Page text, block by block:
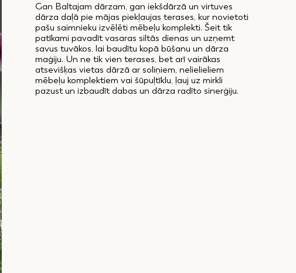
Gan Baltajam dārzam, gan iekšdārzā un virtuves
dārza daļā pie mājas piekļaujas terases, kur novietoti
pašu saimnieku izvēlēti mēbeļu komplekti. Šeit tik
patīkami pavadīt vasaras siltās dienas un uzņemt
savus tuvākos, lai baudītu kopā būšanu un dārza
maģiju. Un ne tik vien terases, bet arī vairākas
atsevišķas vietas dārzā ar soliņiem, nelielieliem
mēbeļu komplektiem vai šūpuļtīklu, ļauj uz mirkli
pazust un izbaudīt dabas un dārza radīto sinerģiju.